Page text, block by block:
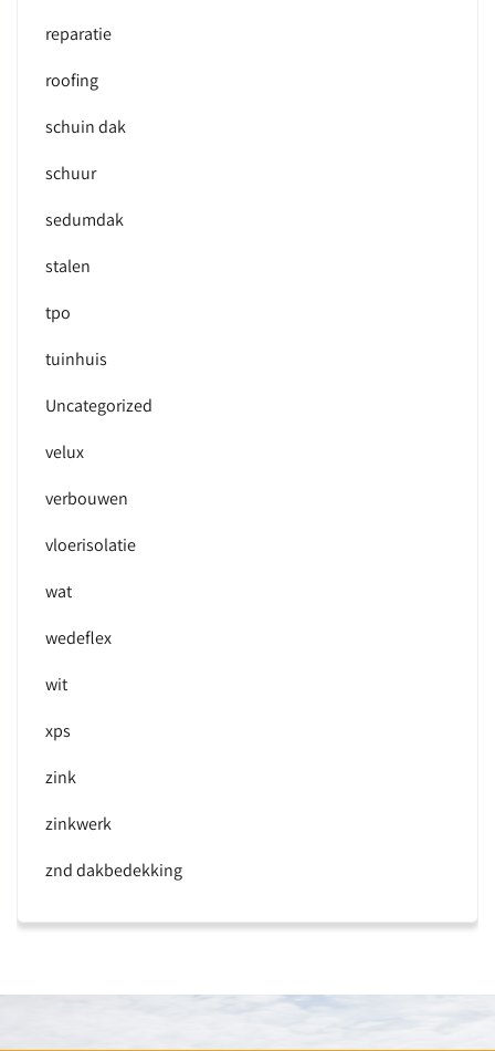
reparatie
roofing
schuin dak
schuur
sedumdak
stalen
tpo
tuinhuis
Uncategorized
velux
verbouwen
vloerisolatie
wat
wedeflex
wit
xps
zink
zinkwerk
znd dakbedekking